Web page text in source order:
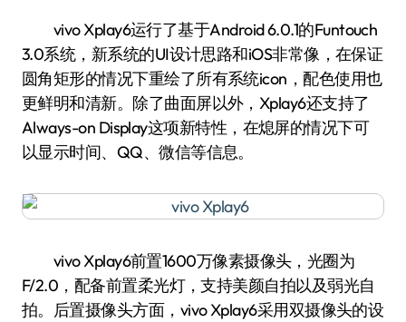
vivo Xplay6运行了基于Android 6.0.1的Funtouch
3.0系统，新系统的UI设计思路和iOS非常像，在保证
圆角矩形的情况下重绘了所有系统icon，配色使用也
更鲜明和清新。除了曲面屏以外，Xplay6还支持了
Always-on Display这项新特性，在熄屏的情况下可
以显示时间、QQ、微信等信息。
vivo Xplay6前置1600万像素摄像头，光圈为
F/2.0，配备前置柔光灯，支持美颜自拍以及弱光自
拍。后置摄像头方面，vivo Xplay6采用双摄像头的设